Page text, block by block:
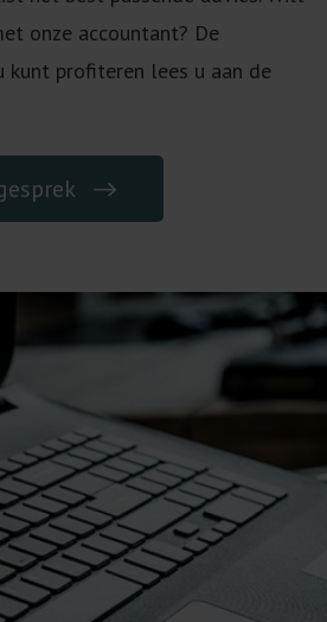
onze accountant? De
kunt profiteren lees u aan de